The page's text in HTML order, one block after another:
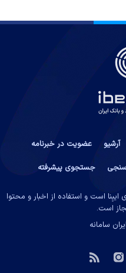
آرشیو
عضویت در خبرنامه
جستجوی پیشرفته
است و استفاده از اخبار و محتوا
است.
ایران سامانه